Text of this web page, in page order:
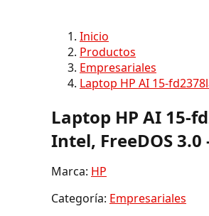
Inicio
Productos
Empresariales
Laptop HP AI 15-
Laptop HP AI 15-
Intel, FreeDOS 3.0
Marca: HP
Categoría: Empresariales